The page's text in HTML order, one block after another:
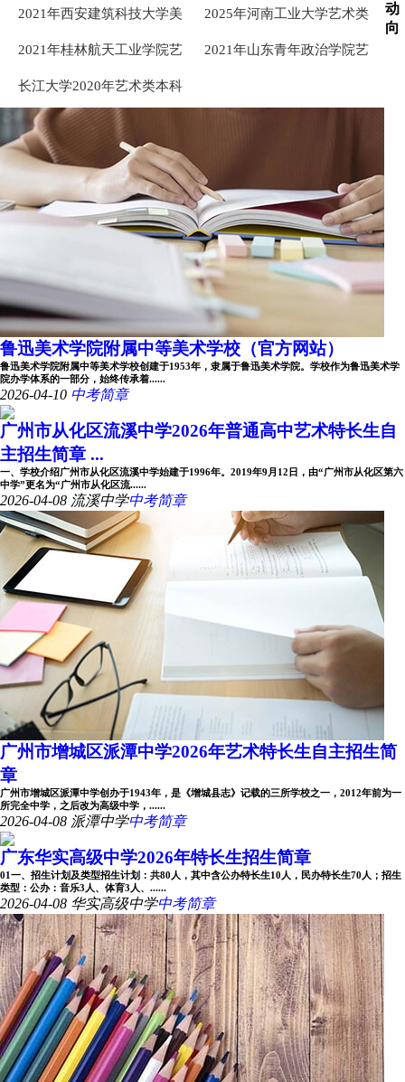
2021年西安建筑科技大学美
2025年河南工业大学艺术类
2021年桂林航天工业学院艺
2021年山东青年政治学院艺
长江大学2020年艺术类本科
专业录取分数线
动
向
鲁迅美术学院附属中等美术学校（官方网站）
鲁迅美术学院附属中等美术学校创建于1953年，隶属于鲁迅美术学院。学校作为鲁迅美术学
院办学体系的一部分，始终传承着......
2026-04-10 中考简章
广州市从化区流溪中学2026年普通高中艺术特长生自
主招生简章 ...
一、学校介绍广州市从化区流溪中学始建于1996年。2019年9月12日，由“广州市从化区第六
中学”更名为“广州市从化区流......
2026-04-08 流溪中学中考简章
广州市增城区派潭中学2026年艺术特长生自主招生简
章
广州市增城区派潭中学创办于1943年，是《增城县志》记载的三所学校之一，2012年前为一
所完全中学，之后改为高级中学，......
2026-04-08 派潭中学中考简章
广东华实高级中学2026年特长生招生简章
01一、招生计划及类型招生计划：共80人，其中含公办特长生10人，民办特长生70人；招生
类型：公办：音乐3人、体育3人、......
2026-04-08 华实高级中学中考简章